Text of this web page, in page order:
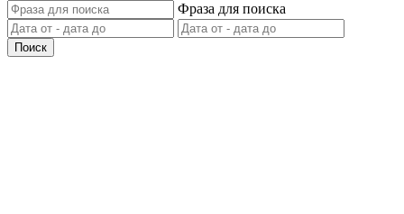
Фраза для поиска
Поиск